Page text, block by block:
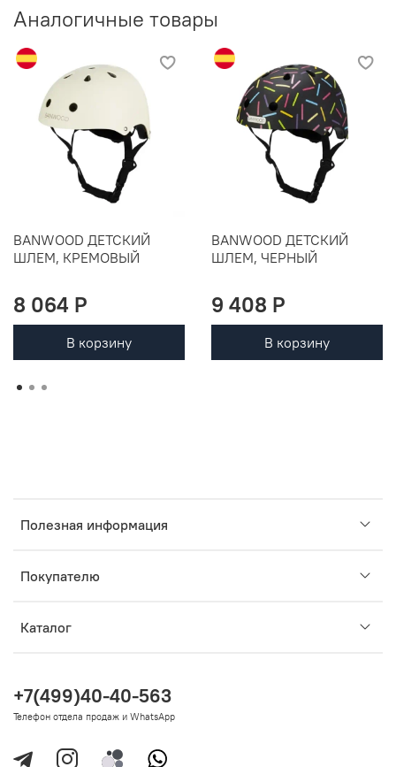
Аналогичные товары
BANWOOD ДЕТСКИЙ
ШЛЕМ, КРЕМОВЫЙ
8 064 P
В корзину
BANWOOD ДЕТСКИЙ
ШЛЕМ, ЧЕРНЫЙ
9 408 P
В корзину
Полезная информация
Покупателю
Каталог
+7(499)40-40-563
Телефон отдела продаж и WhatsApp